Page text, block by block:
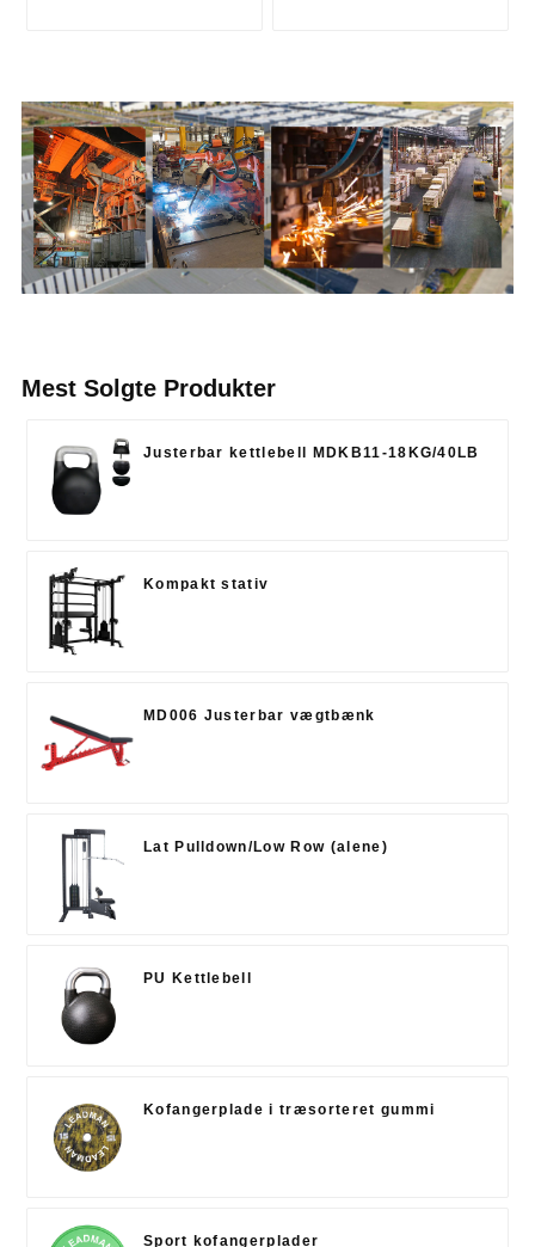
Mest Solgte Produkter
Justerbar kettlebell MDKB11-18KG/40LB
Kompakt stativ
MD006 Justerbar vægtbænk
Lat Pulldown/Low Row (alene)
PU Kettlebell
Kofangerplade i træsorteret gummi
Sport kofangerplader